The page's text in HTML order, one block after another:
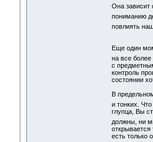
Она зависит
пониманию
повлиять
Еще один
на все более
с
контроль
состоянии
В
и тонких.
глупца, Вы
должны, ни
есть только